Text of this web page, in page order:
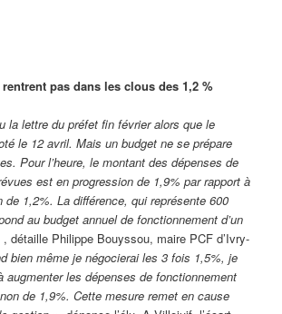
pas dans les clous des 1,2 %
la lettre du préfet fin février alors que le
le 12 avril. Mais un budget ne se prépare
Pour l’heure, le montant des dépenses de
est en progression de 1,9% par rapport à
de 1,2%. La différence, qui représente 600
au budget annuel de fonctionnement d’un
, détaille Philippe Bouyssou, maire PCF d’Ivry-
bien même je négocierai les 3 fois 1,5%, je
augmenter les dépenses de fonctionnement
de 1,9%. Cette mesure remet en cause